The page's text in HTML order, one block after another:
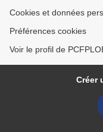
Cookies et données
Préférences cookies
Voir le profil de
Créer